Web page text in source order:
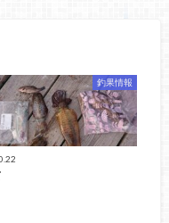
釣果情報